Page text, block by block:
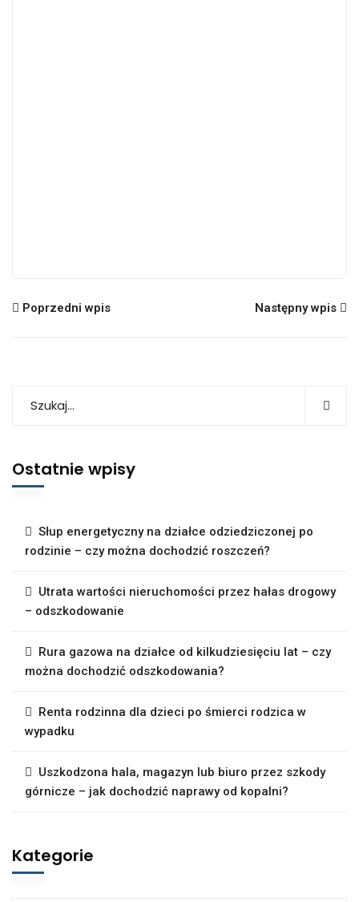
Poprzedni wpis Następny wpis
Ostatnie wpisy
Słup energetyczny na działce odziedziczonej po
rodzinie – czy można dochodzić roszczeń?
Utrata wartości nieruchomości przez hałas drogowy
– odszkodowanie
Rura gazowa na działce od kilkudziesięciu lat – czy
można dochodzić odszkodowania?
Renta rodzinna dla dzieci po śmierci rodzica w
wypadku
Uszkodzona hala, magazyn lub biuro przez szkody
górnicze – jak dochodzić naprawy od kopalni?
Kategorie